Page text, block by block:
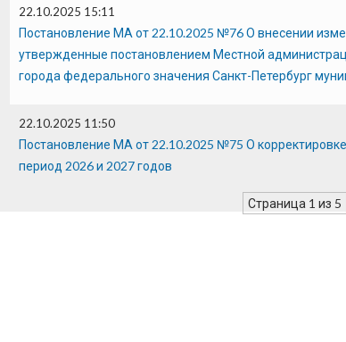
22.10.2025 15:11
Постановление МА от 22.10.2025 №76 О внесении
утвержденные постановлением Местной
города федерального значения Санкт-Петербург
22.10.2025 11:50
Постановление МА от 22.10.2025 №75 О
период 2026 и 2027 годов
Страница 1 из 5